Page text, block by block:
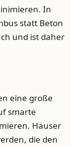
In
statt Beton
und ist daher
eine große
smarte
Häuser
die den